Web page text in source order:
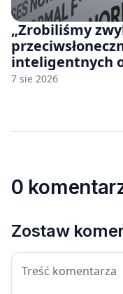
„Zrobiliśmy
inteligentnych
7 sie 2026
0
Zostaw